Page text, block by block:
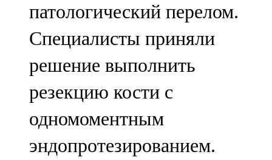
патологический перелом.
Специалисты приняли
решение выполнить
резекцию кости с
одномоментным
эндопротезированием.